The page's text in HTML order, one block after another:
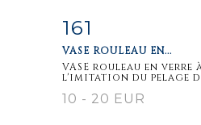
Item detail
161
VASE ROULEAU EN...
VASE rouleau en verre
l'imitation du pelage de
10 - 20 EUR